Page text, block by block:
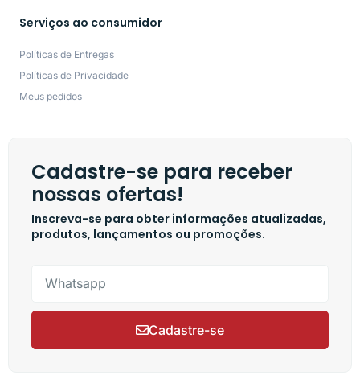
Serviços ao consumidor
Políticas de Entregas
Políticas de Privacidade
Meus pedidos
Cadastre-se para receber
nossas ofertas!
Inscreva-se para obter informações atualizadas,
produtos, lançamentos ou promoções.
Cadastre-se